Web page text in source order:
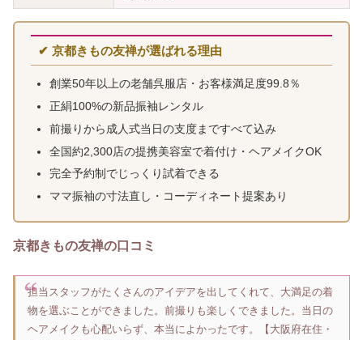
✔ 京都きもの友禅が選ばれる理由
創業50年以上の老舗呉服店・お客様満足度99.8％
正絹100%の新品振袖レンタル
前撮りから成人式当日の支度まですべて込み
全国約2,300店の提携美容室で着付け・ヘアメイクOK
完全予約制でじっくり試着できる
ママ振袖の寸法直し・コーディネート提案あり
京都きもの友禅の口コミ
担当スタッフがたくさんのアイデアを出してくれて、大満足の着
物を選ぶことができました。前撮りも楽しくできました。当日の
ヘアメイクも心配いらず、本当によかったです。【大阪府在住・